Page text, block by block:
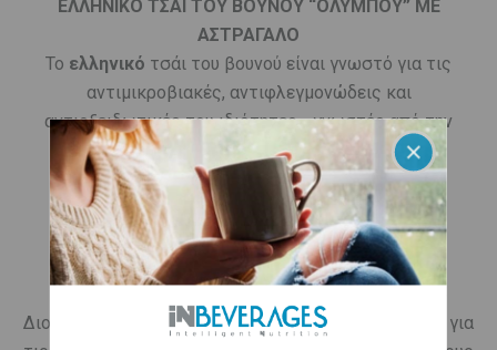
ΕΛΛΗΝΙΚΟ ΤΣΑΪ ΤΟΥ ΒΟΥΝΟΥ “ΟΛΥΜΠΟΥ” ΜΕ
ΑΣΤΡΑΓΑΛΟ
Το ελληνικό τσάι του βουνού είναι γνωστό για τις
αντιμικροβιακές, αντιφλεγμονώδεις και
αντιοξειδωτικές του ιδιότητες - γνωστές από την
αρχαία Ελλάδα και επιστημονικά αποδεδειγμένες
σήμερα.
Το βότανοαστράγαλοςπου περιέχει τοiNTEA
Defenceαναφέρεται στην αρχαιότητα από τον
Διοσκουρίδης αναφέρει το φυτό ως καταπραϋντικό, για